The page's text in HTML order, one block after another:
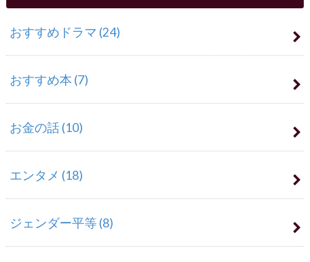
おすすめドラマ (24)
おすすめ本 (7)
お金の話(10)
エンタメ (18)
ジェンダー平等(8)